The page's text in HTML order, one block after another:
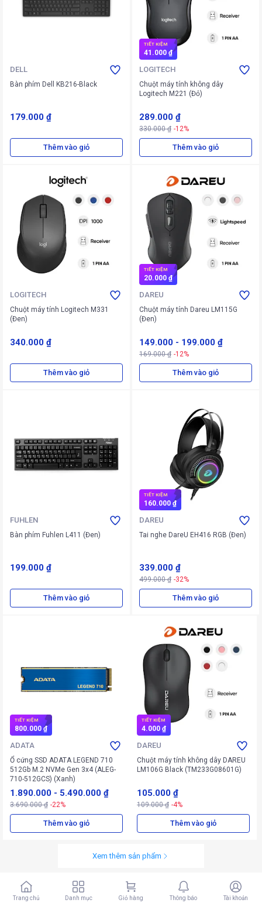
DELL
Bàn phím Dell KB216-Black
179.000 ₫
Thêm vào giỏ
TIẾT KIỆM
41.000 ₫
LOGITECH
Chuột máy tính không dây
Logitech M221 (Đỏ)
289.000 ₫
330.000 ₫ -12%
Thêm vào giỏ
LOGITECH
Chuột máy tính Logitech M331
(Đen)
340.000 ₫
Thêm vào giỏ
TIẾT KIỆM
20.000 ₫
DAREU
Chuột máy tính Dareu LM115G
(Đen)
149.000 - 199.000 ₫
169.000 ₫ -12%
Thêm vào giỏ
FUHLEN
Bàn phím Fuhlen L411 (Đen)
199.000 ₫
Thêm vào giỏ
TIẾT KIỆM
160.000 ₫
DAREU
Tai nghe DareU EH416 RGB (Đen)
339.000 ₫
499.000 ₫ -32%
Thêm vào giỏ
TIẾT KIỆM
800.000 ₫
ADATA
Ổ cứng SSD ADATA LEGEND 710
512Gb M.2 NVMe Gen 3x4 (ALEG-
710-512GCS) (Xanh)
1.890.000 - 5.490.000 ₫
3.690.000 ₫ -22%
Thêm vào giỏ
TIẾT KIỆM
4.000 ₫
DAREU
Chuột máy tính không dây DAREU
LM106G Black (TM233G08601G)
105.000 ₫
109.000 ₫ -4%
Thêm vào giỏ
Xem thêm sản phẩm
Trang chủ Danh mục Giỏ hàng Thông báo Tài khoản